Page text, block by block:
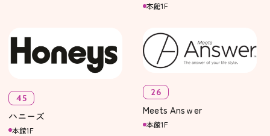
本館1F
45
ハニーズ
本館1F
26
Meets Ansｗer
本館1F